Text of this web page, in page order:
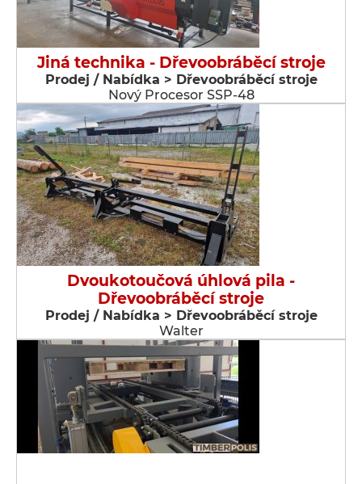
Jiná technika - Dřevoobráběcí stroje
Prodej / Nabídka > Dřevoobráběcí stroje
Nový Procesor SSP-48
Dvoukotoučová úhlová pila -
Dřevoobráběcí stroje
Prodej / Nabídka > Dřevoobráběcí stroje
Walter